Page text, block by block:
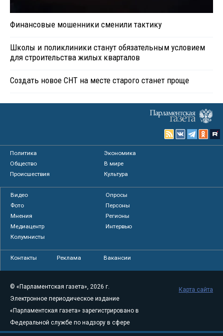
Финансовые мошенники сменили тактику
Школы и поликлиники станут обязательным условием
для строительства жилых кварталов
Создать новое СНТ на месте старого станет проще
Политика
Экономика
Общество
В мире
Происшествия
Культура
Видео
Опросы
Фото
Персоны
Мнения
Регионы
Медиацентр
Интервью
Колумнисты
Контакты Реклама Вакансии
© «Парламентская газета», 2026 г.
Электронное периодическое издание
«Парламентская газета» зарегистрировано в
Федеральной службе по надзору в сфере
Карта сайта